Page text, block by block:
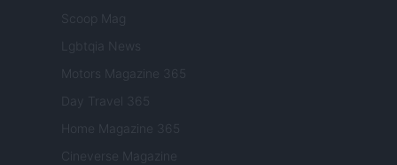
Scoop Mag
Lgbtqia News
Motors Magazine 365
Day Travel 365
Home Magazine 365
Cineverse Magazine